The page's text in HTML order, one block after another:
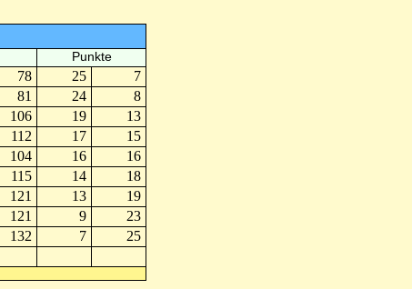
Punkte
78 25
7
81 24
8
106 19
13
112 17
15
104 16
16
115 14
18
121 13
19
121 9
23
132 7
25